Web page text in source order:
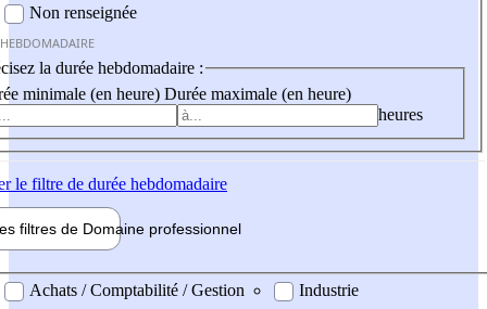
Non renseignée
la durée hebdomadaire :
minimale (en heure) Durée maximale (en heure)
heures
le filtre de durée hebdomadaire
filtres de Domaine professionnel
professionel
Achats / Comptabilité / Gestion
Industrie